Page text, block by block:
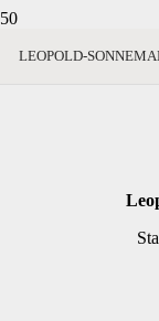
LEOPOLD-